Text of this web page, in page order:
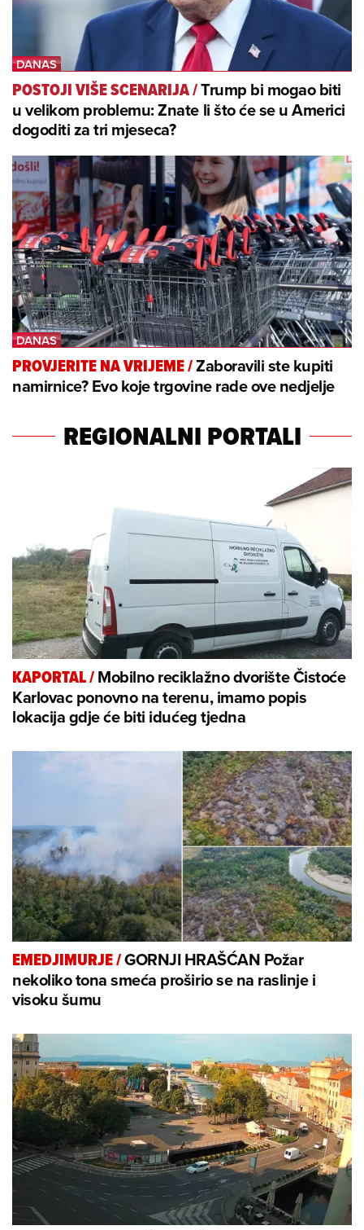
POSTOJI VIŠE SCENARIJA/Trump bi mogao biti
u velikom problemu: Znate li što će se u Americi
dogoditi za tri mjeseca?
PROVJERITE NA VRIJEME/Zaboravili ste kupiti
namirnice? Evo koje trgovine rade ove nedjelje
REGIONALNI PORTALI
KAPORTAL/Mobilno reciklažno dvorište Čistoće
Karlovac ponovno na terenu, imamo popis
lokacija gdje će biti idućeg tjedna
EMEDJIMURJE/GORNJI HRAŠĆAN Požar
nekoliko tona smeća proširio se na raslinje i
visoku šumu